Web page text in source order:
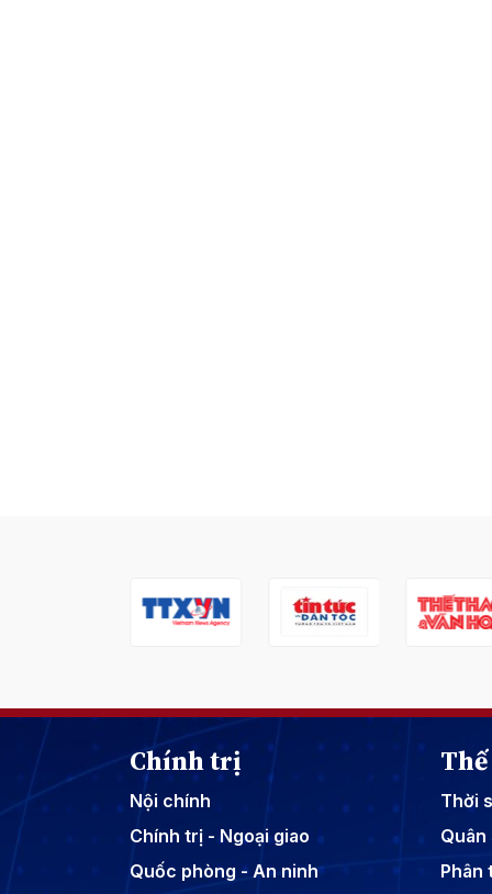
Chính trị
Nội chính
Chính trị - Ngoại giao
Quốc phòng - An ninh
Thời
Quân
Phân